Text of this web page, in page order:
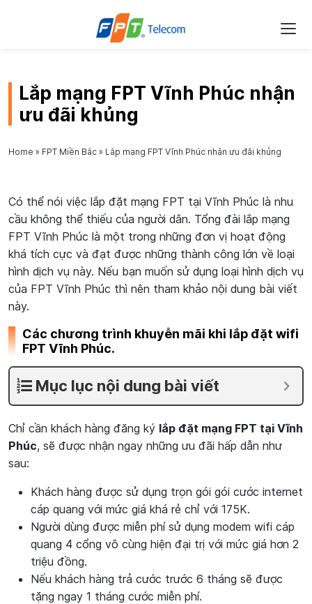
Lắp mạng FPT Vĩnh Phúc nhận
ưu đãi khủng
Home » FPT Miền Bắc » Lắp mạng FPT Vĩnh Phúc nhận ưu đãi khủng
Có thể nói việc lắp đặt mạng FPT tại Vĩnh Phúc là nhu
cầu không thể thiếu của người dân. Tổng đài lắp mạng
FPT Vĩnh Phúc là một trong những đơn vị hoạt động
khá tích cực và đạt được những thành công lớn về loại
hình dịch vụ này. Nếu bạn muốn sử dụng loại hình dịch vụ
của FPT Vĩnh Phúc thì nên tham khảo nội dung bài viết
này.
Các chương trình khuyễn mãi khi lắp đặt wifi
FPT Vĩnh Phúc.
Mục lục nội dung bài viết
Chỉ cần khách hàng đăng ký lắp đặt mạng FPT tại Vĩnh
Phúc, sẽ được nhận ngay những ưu đãi hấp dẫn như
sau:
Khách hàng được sử dụng trọn gói gói cước internet
cáp quang với mức giá khá rẻ chỉ với 175K.
Người dùng được miễn phí sử dụng modem wifi cáp
quang 4 cổng vô cùng hiện đại trị với mức giá hơn 2
triệu đồng.
Nếu khách hàng trả cước trước 6 tháng sẽ được
tặng ngay 1 tháng cước miễn phí.